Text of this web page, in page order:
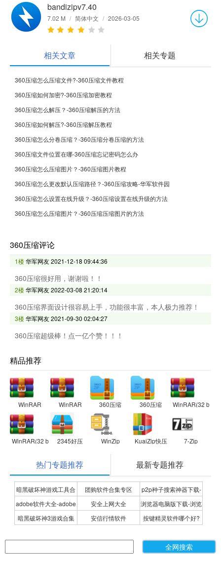
bandizipv7.40
7.02 M / 简体中文 / 2026-03-05
相关文章 相关专题
360压缩怎么压缩文件?-360压缩文件教程
360压缩如何加密?-360压缩加密教程
360压缩怎么解压？-360压缩解压的方法
360压缩如何解压?-360压缩解压教程
360压缩怎么分卷压缩？-360压缩分卷压缩的方法
360压缩文件位置在哪-360压缩忘记密码怎么办
360压缩怎么压缩图片？-360压缩图片教程
360压缩怎么更改默认压缩路径？-360压缩攻略-华军软件园
360压缩怎么设置在线升级？-360压缩设置在线升级的方法
360压缩怎么压缩图片？-360压缩压缩图片的方法
360压缩评论
1楼华军网友2021-12-18 09:44:36
360压缩很好用，谢谢啦！！
2楼华军网友2022-03-08 21:20:14
360压缩界面设计很容易上手，功能很丰富，本人极力推荐！
3楼华军网友2021-09-30 02:04:27
360压缩超级棒！点一亿个赞！！！
精品推荐
WinRAR WinRAR 360压缩 360压缩 WinRAR(32 bit)
WinRAR(32 bit) 2345好压 WinZip KuaiZip快压 7-Zip
热门专题推荐 最新专题推荐
暗黑破坏神游戏工具合
集
团购软件合集专区
p2p种子搜索神器下载-
P2P种子搜索神器专题
adobe软件大全-adobe
全系列软件下载-adobe
安全上网大全
浏览器电脑版下载-浏览
器下载合集
暗黑破坏神3游戏合集 安信行情软件
按键精灵软件哪个好?